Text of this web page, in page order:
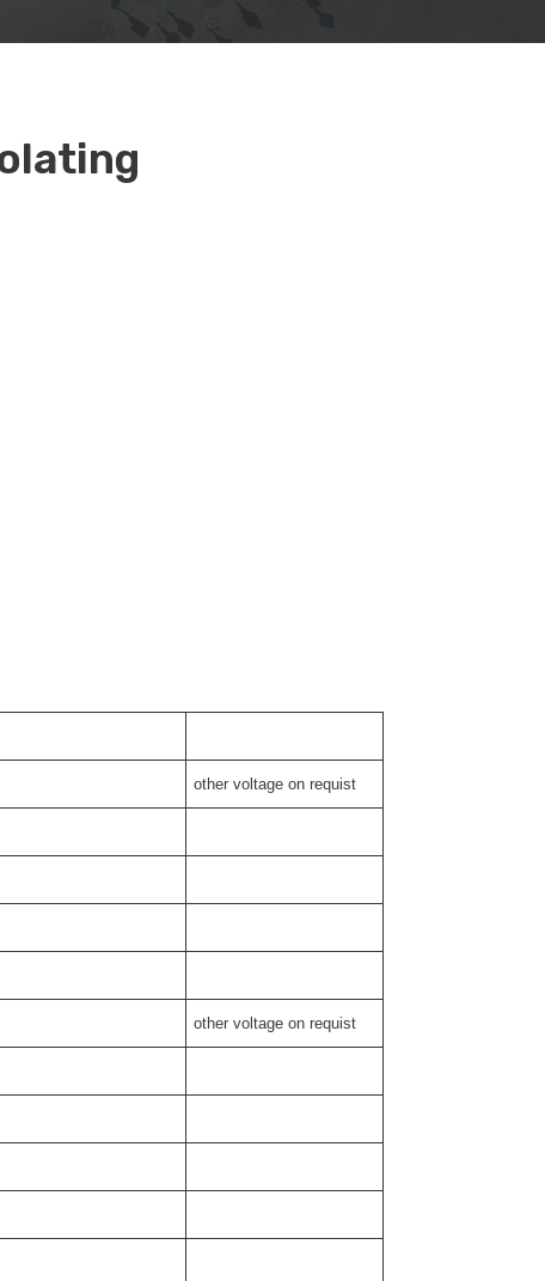
other voltage on requist
other voltage on requist